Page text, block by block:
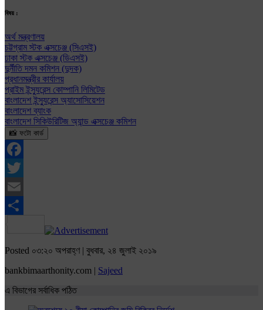
বিষয় :
অর্থ মন্ত্রণালয়
চট্টগ্রাম স্টক এক্সচেঞ্জ (সিএসই)
ঢাকা স্টক এক্সচেঞ্জ (ডিএসই)
দুর্নীতি দমন কমিশন (দুদক)
প্রধানমন্ত্রীর কার্যালয়
প্রাইম ইন্স্যুরেন্স কোম্পানি লিমিটেড
বাংলাদেশ ইন্স্যুরেন্স অ্যাসোসিয়েশন
বাংলাদেশ ব্যাংক
বাংলাদেশ সিকিউরিটিজ অ্যান্ড এক্সচেঞ্জ কমিশন
📸 ফটো কার্ড
Facebook
Twitter
Email
Share
Posted ০৩:২০ অপরাহ্ণ | বুধবার, ২৪ জুলাই ২০১৯
bankbimaarthonity.com | Sajeed
এ বিভাগের সর্বাধিক পঠিত